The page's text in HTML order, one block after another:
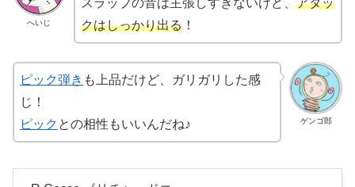
へいじ
スラップの音は主張しすぎないけど、 アタッ
クはしっかり出る！
ゲンゴ郎
ピック弾き も上品だけど、ガリガリした感
じ！
ピック との相性もいいんだね♪